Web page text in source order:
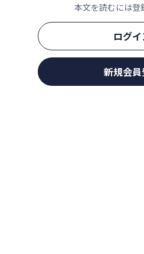
本文を読むには登
ログイ
新規会